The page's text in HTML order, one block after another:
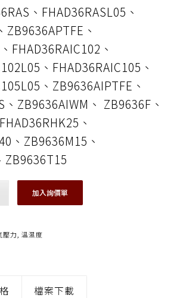
、FHAD36RASL05、
ZB9636APTFE、
FHAD36RAIC102、
、FHAD36RAIC105、
、ZB9636AIPTFE、
、ZB9636AIWM、 ZB9636F、
、
、ZB9636M15、
ZB9636T15
加入詢價單
壓力 ,溫濕度
檔案下載